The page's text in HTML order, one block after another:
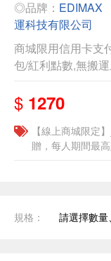
◎品牌： EDIMAX
運科技有限公司
商城限用信用卡支
包/紅利點數,無搬
$ 1270
【線上商城限定
贈，每人期間最
規格： 請選擇數